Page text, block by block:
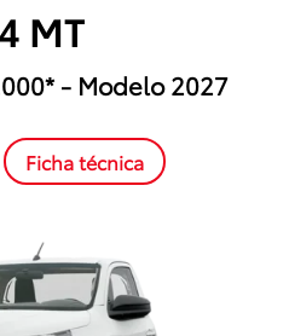
MT
- Modelo 2027
Ficha técnica